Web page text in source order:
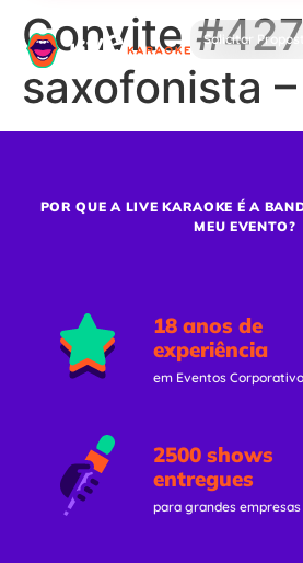
Solicitar
Convite
saxofonista –
POR QUE A LIVE KARAOKE É A
MEU EVENTO?
18 anos de
experiência
em Eventos
2500 shows
entregues
para grandes empresas